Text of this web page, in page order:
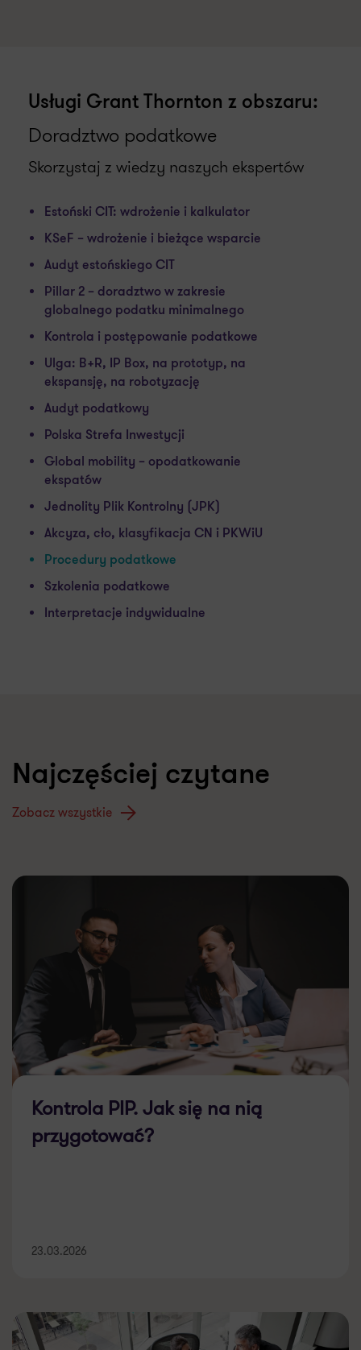
Usługi Grant Thornton z obszaru:
Doradztwo podatkowe
Skorzystaj z wiedzy naszych ekspertów
Estoński CIT: wdrożenie i kalkulator
KSeF – wdrożenie i bieżące wsparcie
Audyt estońskiego CIT
Pillar 2 – doradztwo w zakresie
globalnego podatku minimalnego
Kontrola i postępowanie podatkowe
Ulga: B+R, IP Box, na prototyp, na
ekspansję, na robotyzację
Audyt podatkowy
Polska Strefa Inwestycji
Global mobility – opodatkowanie
ekspatów
Jednolity Plik Kontrolny (JPK)
Akcyza, cło, klasyfikacja CN i PKWiU
Procedury podatkowe
Szkolenia podatkowe
Interpretacje indywidualne
Najczęściej czytane
Zobacz wszystkie
Kontrola PIP. Jak się na nią
przygotować?
23.03.2026